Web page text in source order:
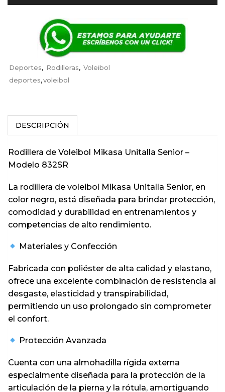
Deportes, Rodilleras, Voleibol
deportes,voleibol
DESCRIPCIÓN
Rodillera de Voleibol Mikasa Unitalla Senior –
Modelo 832SR
La rodillera de voleibol Mikasa Unitalla Senior, en
color negro, está diseñada para brindar protección,
comodidad y durabilidad en entrenamientos y
competencias de alto rendimiento.
Materiales y Confección
Fabricada con poliéster de alta calidad y elastano,
ofrece una excelente combinación de resistencia al
desgaste, elasticidad y transpirabilidad,
permitiendo un uso prolongado sin comprometer
el confort.
Protección Avanzada
Cuenta con una almohadilla rígida externa
especialmente diseñada para la protección de la
articulación de la pierna y la rótula, amortiguando